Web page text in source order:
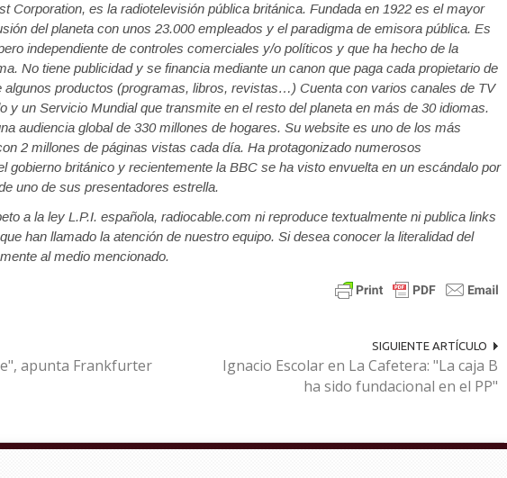
Corporation, es la radiotelevisión pública británica. Fundada en 1922 es el mayor
del planeta con unos 23.000 empleados y el paradigma de emisora pública. Es
independiente de controles comerciales y/o políticos y que ha hecho de la
No tiene publicidad y se financia mediante un canon que paga cada propietario de
algunos productos (programas, libros, revistas…) Cuenta con varios canales de TV
y un Servicio Mundial que transmite en el resto del planeta en más de 30 idiomas.
audiencia global de 330 millones de hogares. Su website es uno de los más
2 millones de páginas vistas cada día. Ha protagonizado numerosos
gobierno británico y recientemente la BBC se ha visto envuelta en un escándalo por
uno de sus presentadores estrella.
a la ley L.P.I. española, radiocable.com ni reproduce textualmente ni publica links
han llamado la atención de nuestro equipo. Si desea conocer la literalidad del
al medio mencionado.
apunta Frankfurter
SIGUIENTE ARTÍCULO
Ignacio Escolar en La Cafetera: "La caja B
ha sido fundacional en el PP"